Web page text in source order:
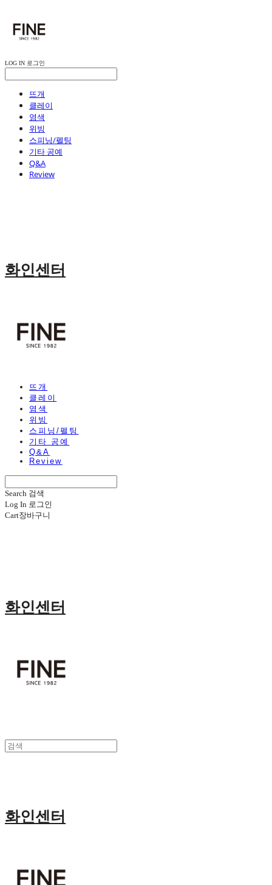
LOG IN 로그인
뜨개
클레이
염색
위빙
스피닝/펠팅
기타 공예
Q&A
Review
화인센터
뜨개
클레이
염색
위빙
스피닝/펠팅
기타 공예
Q&A
Review
Search 검색
Log In 로그인
Cart장바구니
화인센터
화인센터